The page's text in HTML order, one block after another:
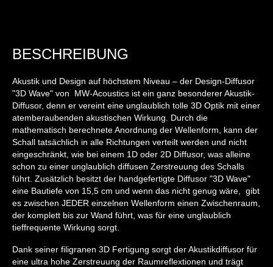
BESCHREIBUNG
Akustik und Design auf höchstem Niveau – der Design-Diffusor
"3D Wave" von MW-Acoustics ist ein ganz besonderer Akustik-
Diffusor, denn er vereint eine unglaublich tolle 3D Optik mit einer
atemberaubenden akustischen Wirkung. Durch die
mathematisch berechnete Anordnung der Wellenform, kann der
Schall tatsächlich in alle Richtungen verteilt werden und nicht
eingeschränkt, wie bei einem 1D oder 2D Diffusor, was alleine
schon zu einer unglaublich diffusen Zerstreuung des Schalls
führt. Zusätzlich besitzt der handgefertigte Diffusor "3D Wave"
eine Bautiefe von 15,5 cm und wenn das nicht genug wäre, gibt
es zwischen JEDER einzelnen Wellenform einen Zwischenraum,
der komplett bis zur Wand führt, was für eine unglaublich
tieffrequente Wirkung sorgt.
Dank seiner filigranen 3D Fertigung sorgt der Akustikdiffusor für
eine ultra hohe Zerstreuung der Raumreflextionen und trägt